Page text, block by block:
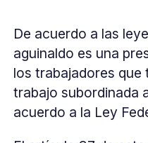
De acuerdo a las
aguinaldo es una
los trabajadores que
trabajo subordinada
acuerdo a la Ley